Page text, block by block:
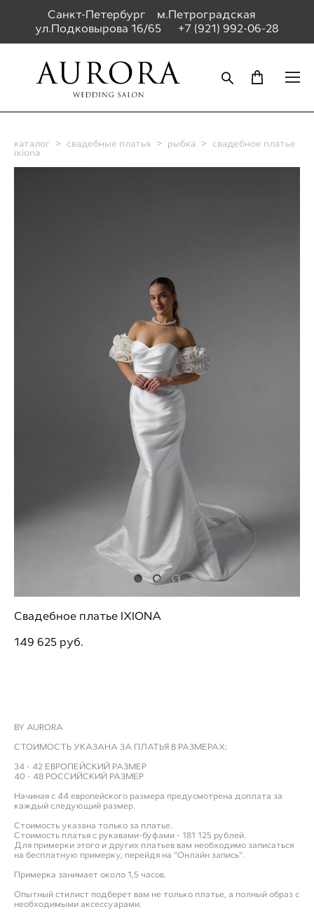
Санкт-Петербург м.Петроградская
ул.Подковырова 16/65 +7 (921) 992-06-28
каталог > свадебные платья > рыбка > свадебное платье
ixiona
Свадебное платье IXIONA
149 625 pуб.
BY AURORA
СТОИМОСТЬ УКАЗАНА ЗА ПЛАТЬЯ В РАЗМЕРАХ:
34 - 42 ЕВРОПЕЙСКИЙ РАЗМЕР
40 - 48 РОССИЙСКИЙ РАЗМЕР
Начиная с 44 европейского размера предусмотрена доплата за
каждый следующий размер.
Стоимость указана только за платье.
Стоимость платья с рукавами-буфами - 181 125 рублей.
Для примерки этого и других платьев вам необходимо записаться
на бесплатную примерку, перейдя на "Онлайн запись".
Примерка занимает около 1,5 часов.
Опытный стилист подберет вам не только платье, а полный образ с
необходимыми аксессуарами.